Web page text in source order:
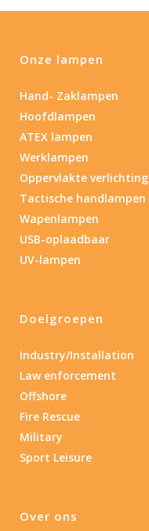
Onze lampen
Hand- Zaklampen
Hoofdlampen
ATEX lampen
Werklampen
Oppervlakte verlichting
Tactische handlampen
Wapenlampen
USB-oplaadbaar
UV-lampen
Doelgroepen
Industry/Installation
Law enforcement
Offshore
Fire Rescue
Military
Sport Leisure
Over ons